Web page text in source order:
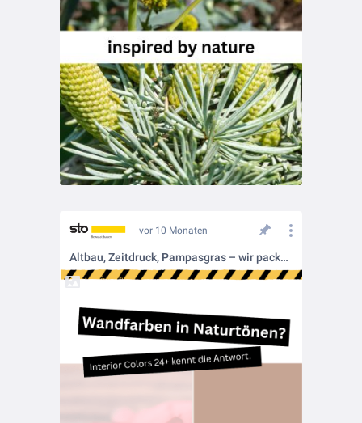
vor 10 Monaten
Altbau, Zeitdruck, Pampasgras – wir packen das! 💪